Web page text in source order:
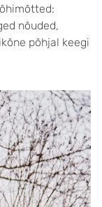
nõuded,
põhjal keegi